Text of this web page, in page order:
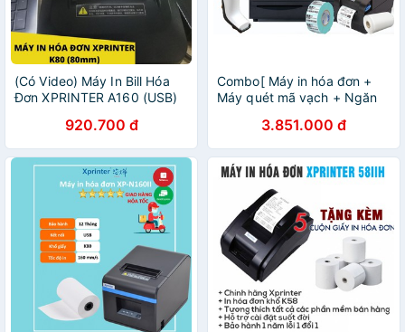
(Có Video) Máy In Bill Hóa
Đơn XPRINTER A160 (USB)
920.700 đ
Combo[ Máy in hóa đơn +
Máy quét mã vạch + Ngăn
trợ bán hàng cho shop thời
trang giá ưu đãi
3.851.000 đ